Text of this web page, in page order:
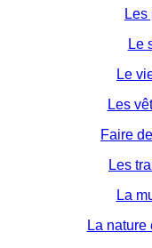
Le
Le
Les
Faire
Les
La
La nature